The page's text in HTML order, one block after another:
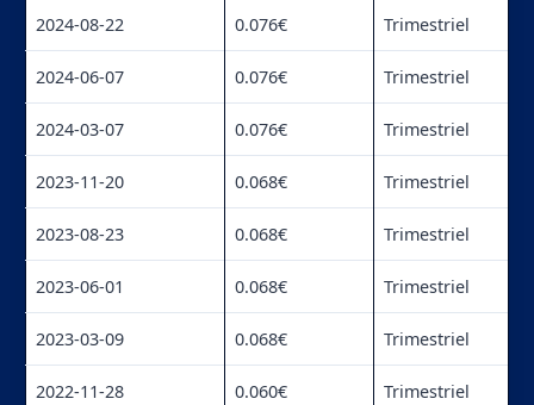
2024-08-22 0.076€ Trimestriel
2024-06-07 0.076€ Trimestriel
2024-03-07 0.076€ Trimestriel
2023-11-20 0.068€ Trimestriel
2023-08-23 0.068€ Trimestriel
2023-06-01 0.068€ Trimestriel
2023-03-09 0.068€ Trimestriel
2022-11-28 0.060€ Trimestriel